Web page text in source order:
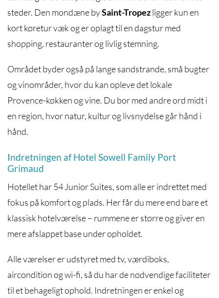
steder. Den mondæne bySaint-Tropezligger kun en
kort køretur væk og er oplagt til en dagstur med
shopping, restauranter og livlig stemning.
Området byder også på lange sandstrande, små bugter
og vinområder, hvor du kan opleve det lokale
Provence-køkken og vine. Du bor med andre ord midt i
en region, hvor natur, kultur og livsnydelse går hånd i
hånd.
Indretningen af Hotel Sowell Family Port
Grimaud
Hotellet har 54 Junior Suites, som alle er indrettet med
fokus på komfort og plads. Her får du mere end bare et
klassisk hotelværelse – rummene er større og giver en
mere afslappet base under opholdet.
Alle værelser er udstyret med tv, værdiboks,
aircondition og wi-fi, så du har de nødvendige faciliteter
til et behageligt ophold. Indretningen er enkel og